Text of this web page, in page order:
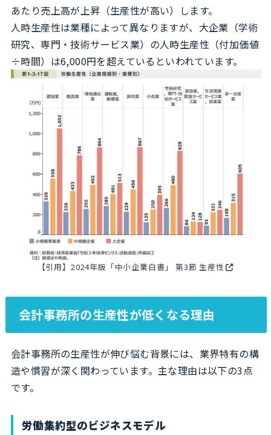
あたり売上高が上昇（生産性が高い）します。
人時生産性は業種によって異なりますが、大企業（学術
研究、専門・技術サービス業）の人時生産性（付加価値
÷時間）は6,000円を超えているといわれています。
【引用】 2024年版「中小企業白書」 第3節 生産性
会計事務所の生産性が低くなる理由
会計事務所の生産性が伸び悩む背景には、業界特有の構
造や慣習が深く関わっています。主な理由は以下の3点
です。
労働集約型のビジネスモデル